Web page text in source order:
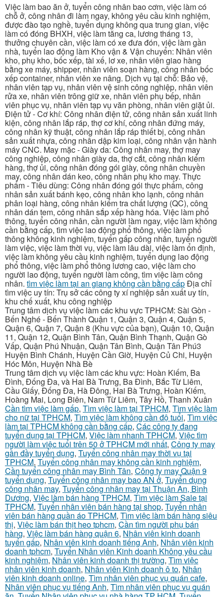
Việc làm bao ăn ở, tuyển công nhân bao cơm, việc làm có
chỗ ở, công nhân đi làm ngay, không yêu cầu kinh nghiệm,
được đào tạo nghề, tuyển dụng không qua trung gian, việc
làm có đóng BHXH, việc làm tăng ca, lương tháng 13,
thưởng chuyên cần, việc làm có xe đưa đón, việc làm gần
nhà, tuyển lao động làm Kho vận & Vận chuyển: Nhân viên
kho, phụ kho, bốc xếp, tài xế, lơ xe, nhân viên giao hàng
bằng xe máy, shipper, nhân viên soạn hàng, công nhân bốc
xếp container, nhân viên xe nâng. Dịch vụ tại chỗ: Bảo vệ,
nhân viên tạp vụ, nhân viên vệ sinh công nghiệp, nhân viên
rửa xe, nhân viên trông giữ xe, nhân viên phụ bếp, nhân
viên phục vụ, nhân viên tạp vụ văn phòng, nhân viên giặt ủi.
Điện tử - Cơ khí: Công nhân điện tử, công nhân sản xuất linh
kiện, công nhân lắp ráp, thợ cơ khí, công nhân đứng máy,
công nhân kỹ thuật, công nhân lắp ráp thiết bị, công nhân
sản xuất nhựa, công nhân dập kim loại, công nhân vận hành
máy CNC. May mặc - Giày da: Công nhân may, thợ may
công nghiệp, công nhân giày da, thợ cắt, công nhân kiểm
hàng, thợ ủi, công nhân đóng gói giày, công nhân chuyền
may, công nhân dán keo, công nhân phụ kho may. Thực
phẩm - Tiêu dùng: Công nhân đóng gói thực phẩm, công
nhân sản xuất bánh kẹo, công nhân kho lạnh, công nhân
phân loại hàng, công nhân kiểm tra chất lượng (QC), công
nhân dán tem, công nhân sắp xếp hàng hóa. Việc làm phổ
thông, tuyển công nhân, cần người làm ngay, việc làm không
cần bằng cấp, tìm việc lao động phổ thông, việc làm phổ
thông không kinh nghiệm, tuyển gấp công nhân, tuyển người
làm việc, việc làm thời vụ, việc làm lâu dài, việc làm ổn định,
việc làm không yêu cầu kinh nghiệm, tuyển dụng lao động
phổ thông, việc làm phổ thông lương cao, việc làm cho
người lao động, tuyển người làm công, tìm việc làm công
nhân. tìm việc làm tại an giang không cần bằng cấpĐịa chỉ
tìm việc uy tín: Trụ sở các công ty xí nghiệp sản xuất uy tín,
khu chế xuất, khu công nghiệp
Trung tâm dịch vụ việc làm các khu vực TPHCM: Sài Gòn -
Bến Nghé - Bến Thành Quận 1, Quận 3, Quận 4, Quận 5,
Quận 6, Quận 7, Quận 8 (Khu vực của bạn), Quận 10, Quận
11, Quận 12, Quận Bình Tân, Quận Bình Thạnh, Quận Gò
Vấp, Quận Phú Nhuận, Quận Tân Bình, Quận Tân Phú3
Huyện Bình Chánh, Huyện Cần Giờ, Huyện Củ Chi, Huyện
Hóc Môn, Huyện Nhà Bè
Trung tâm dịch vụ việc làm các khu vực: Hoàn Kiếm, Ba
Đình, Đống Đa, và Hai Bà Trưng, Ba Đình, Bắc Từ Liêm,
Cầu Giấy, Đống Đa, Hà Đông, Hai Bà Trưng, Hoàn Kiếm,
Hoàng Mai, Long Biên, Nam Từ Liêm, Tây Hồ, Thanh Xuân
Cần tìm việc làm gấp, Tìm việc làm tại TPHCM, Tìm việc làm
cho nữ tại TPHCM, Tìm việc làm không cần độ tuổi, Tìm việc
làm tại TPHCM không cần bằng cấp, Các công ty đang
tuyển dụng tại TPHCM, Việc làm nhanh TPHCM, Việc tìm
người làm việc tuổi trên 50 ở TPHCM mới nhất, Công ty may
gần đầy tuyển dụng, Tuyển công nhân may thời vụ tại
TPHCM, Tuyển công nhân may không cần kinh nghiệm,
Cần tuyển công nhân may Bình Tân, Công ty may Quận 9
tuyển dụng, Tuyển công nhân may bao AN ở, Tuyển dụng
công nhân may, Tuyển công nhân may tại Thuận An, Bình
Dương, Việc làm bán hàng TPHCM, Tìm việc làm Sale tại
TPHCM, Tuyển nhân viên bán hàng tại shop, Tuyển nhân
viên bán hàng quần áo TPHCM, Tìm việc làm bán hàng siêu
thị, Việc làm bán thịt heo tphcm, Cần tìm người phụ bán
hàng, Việc làm bán hàng quận 6, Nhân viên kinh doanh
tuyển gấp, Nhân viên kinh doanh tiếng Anh, Nhân viên kinh
doanh tphcm, Tuyển Nhân viên Kinh doanh Không yêu cầu
kinh nghiệm, Nhân viên kinh doanh thị trường, Tìm việc
nhân viên kinh doanh, Nhân viên Kinh doanh ô to, Nhân
viên kinh doanh online, Tìm nhân viên phục vụ quán cafe,
Nhân viên phục vụ tiếng Anh, Tìm nhân viên phục vụ quán